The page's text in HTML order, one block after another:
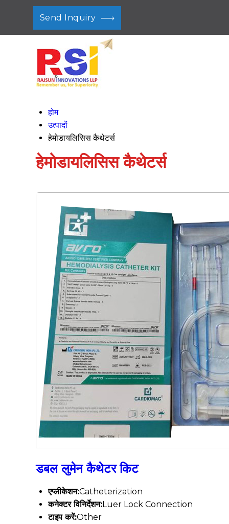
Send Inquiry
होम
उत्पादों
हेमोडायलिसिस कैथेटर्स
हेमोडायलिसिस कैथेटर्स
डबल लुमेन कैथेटर किट
एप्लीकेशन:Catheterization
कनेक्टर विनिर्देशन:Luer Lock Connection
टाइप करें:Other